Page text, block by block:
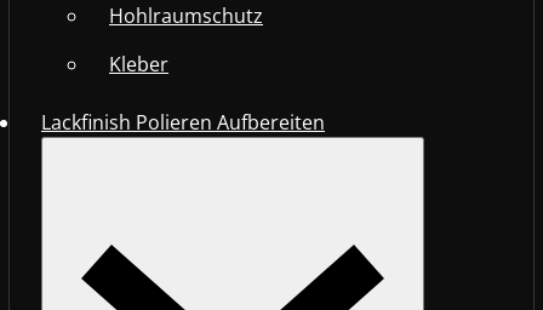
Hohlraumschutz
Kleber
Lackfinish Polieren Aufbereiten